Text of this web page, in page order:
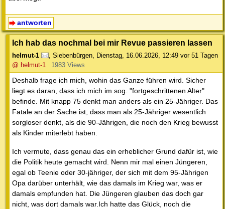
antworten
Ich hab das nochmal bei mir Revue passieren lassen
helmut-1 , Siebenbürgen, Dienstag, 16.06.2026, 12:49 vor 51 Tagen
@ helmut-1
1983 Views
Deshalb frage ich mich, wohin das Ganze führen wird. Sicher
liegt es daran, dass ich mich im sog. "fortgeschrittenen Alter"
befinde. Mit knapp 75 denkt man anders als ein 25-Jähriger. Das
Fatale an der Sache ist, dass man als 25-Jähriger wesentlich
sorgloser denkt, als die 90-Jährigen, die noch den Krieg bewusst
als Kinder miterlebt haben.
Ich vermute, dass genau das ein erheblicher Grund dafür ist, wie
die Politik heute gemacht wird. Nenn mir mal einen Jüngeren,
egal ob Teenie oder 30-jähriger, der sich mit dem 95-Jährigen
Opa darüber unterhält, wie das damals im Krieg war, was er
damals empfunden hat. Die Jüngeren glauben das doch gar
nicht, was dort damals war.Ich hatte das Glück, noch die